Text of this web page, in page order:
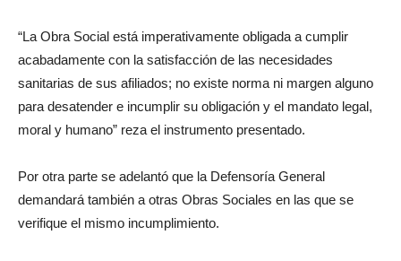
“La Obra Social está imperativamente obligada a cumplir
acabadamente con la satisfacción de las necesidades
sanitarias de sus afiliados; no existe norma ni margen alguno
para desatender e incumplir su obligación y el mandato legal,
moral y humano” reza el instrumento presentado.
Por otra parte se adelantó que la Defensoría General
demandará también a otras Obras Sociales en las que se
verifique el mismo incumplimiento.